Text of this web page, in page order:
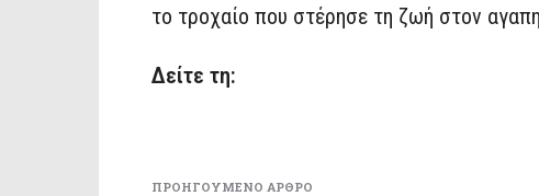
το τροχαίο που στέρησε τη ζωή στον
Δείτε τη:
ΠΡΟΗΓΟΎΜΕΝΟ ΆΡΘΡΟ